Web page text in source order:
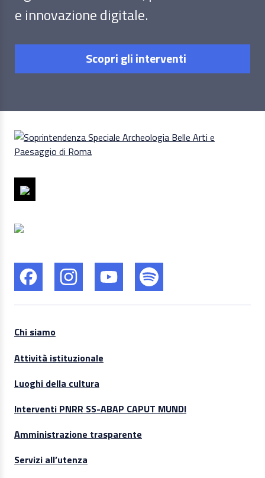
e innovazione digitale.
Scopri gli interventi
Chi siamo
Attività istituzionale
Luoghi della cultura
Interventi PNRR SS-ABAP CAPUT MUNDI
Amministrazione trasparente
Servizi all’utenza